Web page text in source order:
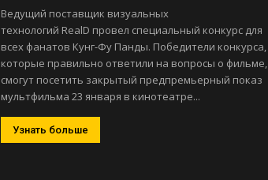
Ведущий поставщик визуальных
технологий RealD провел специальный конкурс для
всех фанатов Кунг-Фу Панды. Победители конкурса,
которые правильно ответили на вопросы о фильме,
смогут посетить закрытый предпремьерный показ
мультфильма 23 января в кинотеатре...
Узнать больше